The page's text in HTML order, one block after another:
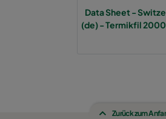
Data Sheet -
(de) - Termikfil 2000
Zurück zum